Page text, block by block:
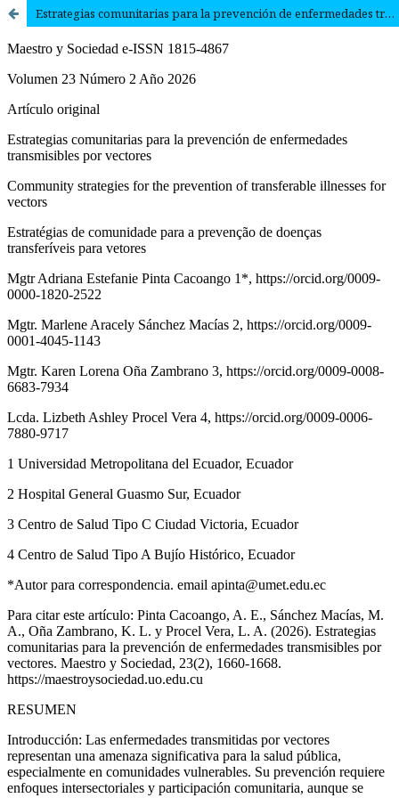
Estrategias comunitarias para la prevención de enfermedades transmisibles por vectores